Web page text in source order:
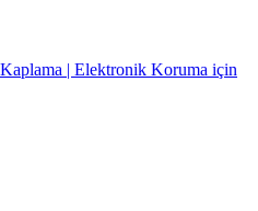
| Elektronik Koruma için